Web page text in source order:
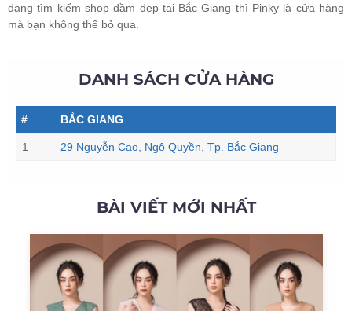
đang tìm kiếm shop đầm đẹp tại Bắc Giang thì Pinky là cửa hàng
mà bạn không thể bỏ qua.
DANH SÁCH CỬA HÀNG
# BẮC GIANG
1 29 Nguyễn Cao, Ngô Quyền, Tp. Bắc Giang
BÀI VIẾT MỚI NHẤT